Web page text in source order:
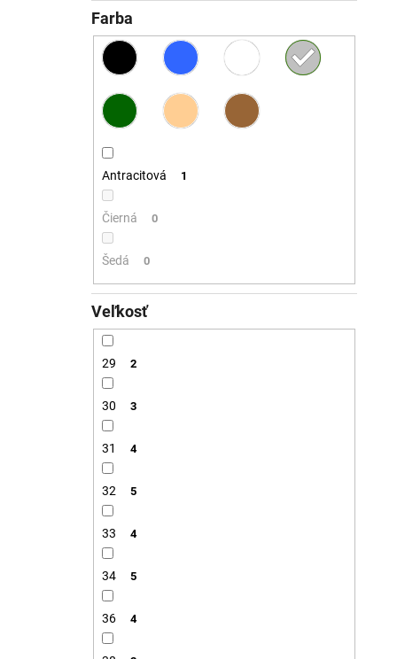
Farba
Antracitová 1
Čierná 0
Šedá 0
Veľkosť
29 2
30 3
31 4
32 5
33 4
34 5
36 4